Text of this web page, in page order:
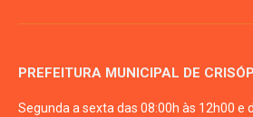
PREFEITURA MUNICIPAL DE
Segunda a sexta das 08:00h às 12h00 e